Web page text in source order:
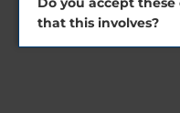
that this involves?